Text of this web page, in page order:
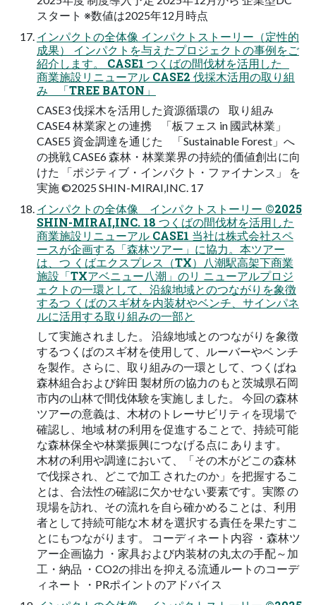
スタート ※数値は2025年12月時点
インパクトの全体像 インパクトストーリー（定性的
成果） インパクトを与えたプロジェクトの事例をご
紹介します。 CASE1 つくばの間伐材を活用した
商業施設リニューアル CASE2 伐採木活用の取り組
み 「TREE BATON」
CASE3 伐採木を活用した資源循環の 取り組み
CASE4 林業家との連携 「板フェス in 國武林業」
CASE5 資金調達を通じた 「Sustainable Forest」へ
の挑戦 CASE6 森林・林業業界の持続的価値創出に向
けた 「ポジティブ・インパクト・ファイナンス」 を
実施 ©2025 SHIN-MIRAI,INC. 17
インパクトの全体像 インパクトストーリー ©2025
SHIN-MIRAI,INC. 18 つくばの間伐材を活用した
商業施設リニューアル CASE1 当社は株式会社スペ
ースが企画する「森林ツアー」に協力。本ツアー
は、つ くばエクスプレス（TX）八潮駅高架下商業
施設「TXアベニュー八潮」のリ ニューアルプロジ
ェクトの一環として、沿線地域とのつながりを象徴
するつ くばのスギ材を内装材やベンチ、サインパネ
ルに活用する取り組みの一部と
して実施されました。 沿線地域とのつながりを象徴
するつくばのスギ材を使用して、ルーバーやベ ンチ
を製作。さらに、取り組みの一環として、つくばね
森林組合および鉾田 製材所の協力のもと茨城県石岡
市内の山林で間伐体験を実施しました。 今回の森林
ツアーの意義は、木材のトレーサビリティを現場で
確認し、地域 材の利用を促進することで、持続可能
な森林保全や林業振興につなげる点に あります。
木材の利用や調達において、「その木がどこの森林
で伐採され、どこで加工 されたのか」を把握するこ
とは、合法性の確認に欠かせない要素です。実際 の
現場を訪れ、その流れを自ら確かめることは、利用
者として持続可能な木 材を選択する責任を果たすこ
とにもつながります。 コーディネート内容 ・森林ツ
アー企画協力 ・家具および内装材の丸太の手配～加
工・納品 ・CO2の排出を抑える流通ルートのコーデ
ィネート ・PRポイントのアドバイス